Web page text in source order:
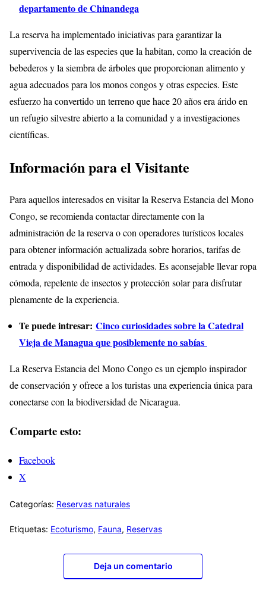
departamento de Chinandega
La reserva ha implementado iniciativas para garantizar la
supervivencia de las especies que la habitan, como la creación de
bebederos y la siembra de árboles que proporcionan alimento y
agua adecuados para los monos congos y otras especies. Este
esfuerzo ha convertido un terreno que hace 20 años era árido en
un refugio silvestre abierto a la comunidad y a investigaciones
científicas.
Información para el Visitante
Para aquellos interesados en visitar la Reserva Estancia del Mono
Congo, se recomienda contactar directamente con la
administración de la reserva o con operadores turísticos locales
para obtener información actualizada sobre horarios, tarifas de
entrada y disponibilidad de actividades. Es aconsejable llevar ropa
cómoda, repelente de insectos y protección solar para disfrutar
plenamente de la experiencia.
Te puede intresar: Cinco curiosidades sobre la Catedral
Vieja de Managua que posiblemente no sabías
La Reserva Estancia del Mono Congo es un ejemplo inspirador
de conservación y ofrece a los turistas una experiencia única para
conectarse con la biodiversidad de Nicaragua.
Comparte esto:
Facebook
X
Categorías: Reservas naturales
Etiquetas: Ecoturismo, Fauna, Reservas
Deja un comentario